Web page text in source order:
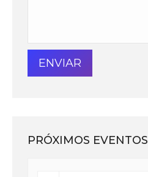
PRÓXIMOS EVENTOS